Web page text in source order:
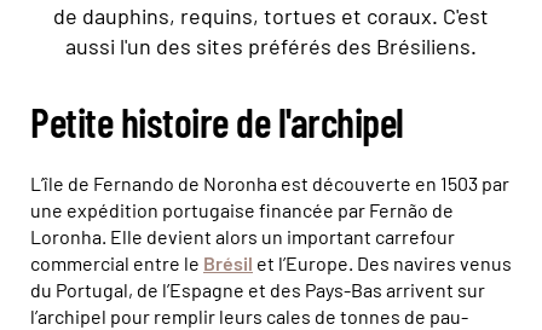
de dauphins, requins, tortues et coraux. C'est
aussi l'un des sites préférés des Brésiliens.
Petite histoire de l'archipel
L’île de Fernando de Noronha est découverte en 1503 par
une expédition portugaise financée par Fernão de
Loronha. Elle devient alors un important carrefour
commercial entre le Brésil et l’Europe. Des navires venus
du Portugal, de l’Espagne et des Pays-Bas arrivent sur
l’archipel pour remplir leurs cales de tonnes de pau-